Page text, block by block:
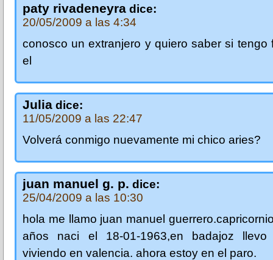
paty rivadeneyra dice:
20/05/2009 a las 4:34
conosco un extranjero y quiero saber si tengo
el
Julia dice:
11/05/2009 a las 22:47
Volverá conmigo nuevamente mi chico aries?
juan manuel g. p. dice:
25/04/2009 a las 10:30
hola me llamo juan manuel
años naci el 18-01-1963,en badajoz
viviendo en valencia. ahora estoy en el paro.